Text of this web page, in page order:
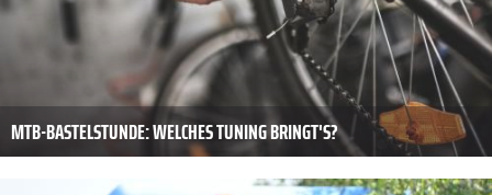
MTB-BASTELSTUNDE: WELCHES TUNING BRINGT'S?